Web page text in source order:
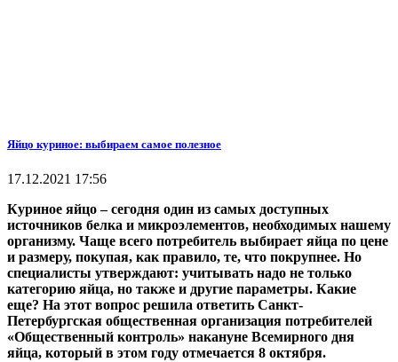
Яйцо куриное: выбираем самое полезное
17.12.2021 17:56
Куриное яйцо – сегодня один из самых доступных
источников белка и микроэлементов, необходимых нашему
организму. Чаще всего потребитель выбирает яйца по цене
и размеру, покупая, как правило, те, что покрупнее. Но
специалисты утверждают: учитывать надо не только
категорию яйца, но также и другие параметры. Какие
еще? На этот вопрос решила ответить Санкт-
Петербургская общественная организация потребителей
«Общественный контроль» накануне Всемирного дня
яйца, который в этом году отмечается 8 октября.